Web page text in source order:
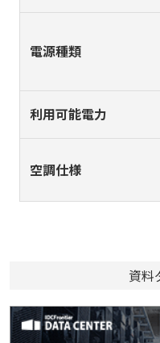
電源種類
利用可能電力
空調仕様
資料